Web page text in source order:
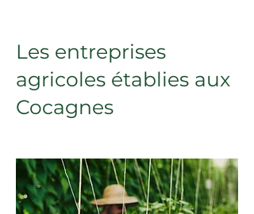
Les entreprises
agricoles établies aux
Cocagnes